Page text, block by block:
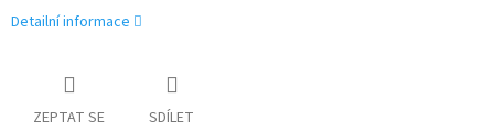
Detailní informace
ZEPTAT SE SDÍLET